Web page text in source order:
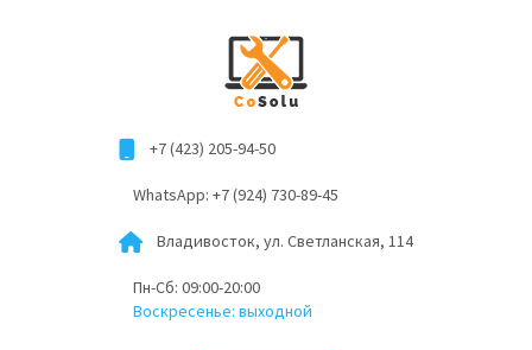
+7 (423) 205-94-50
WhatsApp: +7 (924) 730-89-45
Владивосток, ул. Светланская, 114
Пн-Сб: 09:00-20:00
Воскресенье: выходной